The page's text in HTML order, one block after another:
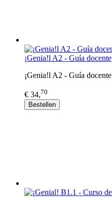
¡Genia!l A2 - Guía docente
¡Genia!l A2 - Guía docente
€ 34,70
Bestellen